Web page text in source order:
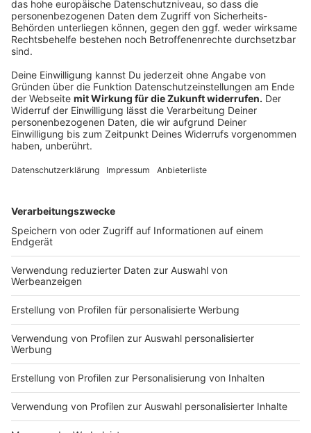
Deutschland zur Teilnahme an der Umfrage auf. Durch
möglichst viele Antworten aus unterschiedlichen
Branchen soll die Datengrundlage breiter werden. Die
die Angaben anonym erfasst. Damit sollen belastbare
Ergebnisse für das Forschungsprojekt gewonnen
werden.
Auch am Niederrhein ist das Thema Arbeitswelt immer
Frühjahr hatte Welle Niederrhein über eine
stark Führung, Motivation und emotionale Bindung an
den Arbeitgeber zusammenhängen. Demnach sind
viele Beschäftigte zwar zufrieden, aber nur
vergleichsweise wenige wirklich engagiert.
Anzeige
Ergebnisse sollen öffentlich zugänglich
werden
Anzeige
Nach Abschluss der Befragung sollen die Ergebnisse